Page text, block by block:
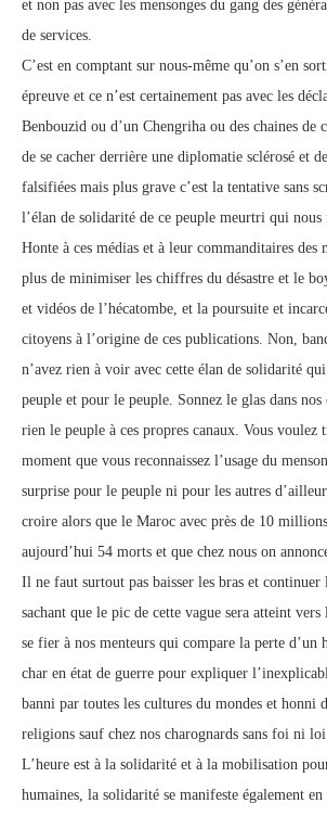
et non pas avec les mensonges du gang des
de services.
C’est en comptant sur nous-même qu’on s’en
épreuve et ce n’est certainement pas avec les
Benbouzid ou d’un Chengriha ou des chaines de
de se cacher derrière une diplomatie sclérosé et
falsifiées mais plus grave c’est la tentative sans
l’élan de solidarité de ce peuple meurtri qui
Honte à ces médias et à leur commanditaires des
plus de minimiser les chiffres du désastre et le
et vidéos de l’hécatombe, et la poursuite et
citoyens à l’origine de ces publications. Non,
n’avez rien à voir avec cette élan de solidarité
peuple et pour le peuple. Sonnez le glas dans nos
rien le peuple à ces propres canaux. Vous voulez
moment que vous reconnaissez l’usage du
surprise pour le peuple ni pour les autres
croire alors que le Maroc avec près de 10
aujourd’hui 54 morts et que chez nous on
Il ne faut surtout pas baisser les bras et continuer
sachant que le pic de cette vague sera atteint
se fier à nos menteurs qui compare la perte d’un
char en état de guerre pour expliquer
banni par toutes les cultures du mondes et honni
religions sauf chez nos charognards sans foi ni
L’heure est à la solidarité et à la mobilisation
humaines, la solidarité se manifeste également en